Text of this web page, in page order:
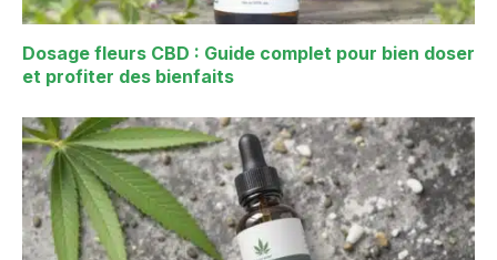
Dosage fleurs CBD : Guide complet pour bien doser
et profiter des bienfaits